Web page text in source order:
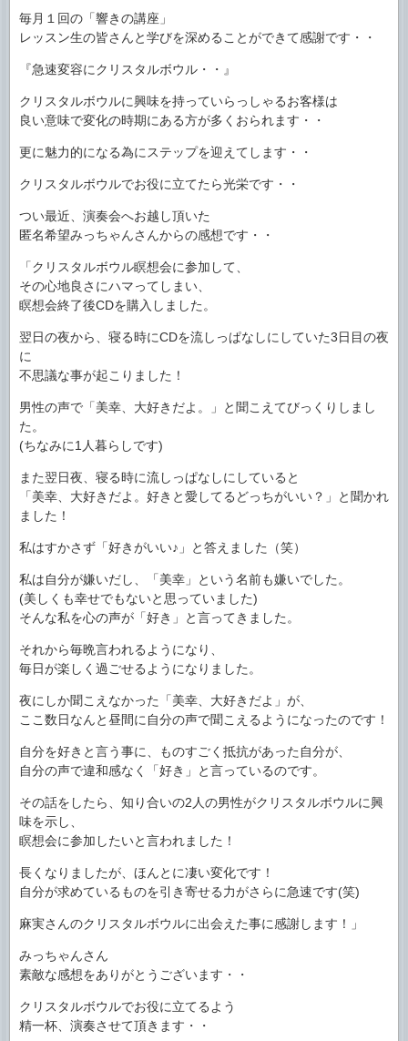
毎月１回の「響きの講座」
レッスン生の皆さんと学びを深めることができて感謝です・・
『急速変容にクリスタルボウル・・』
クリスタルボウルに興味を持っていらっしゃるお客様は
良い意味で変化の時期にある方が多くおられます・・
更に魅力的になる為にステップを迎えてします・・
クリスタルボウルでお役に立てたら光栄です・・
つい最近、演奏会へお越し頂いた
匿名希望みっちゃんさんからの感想です・・
「クリスタルボウル瞑想会に参加して、
その心地良さにハマってしまい、
瞑想会終了後CDを購入しました。
翌日の夜から、寝る時にCDを流しっぱなしにしていた3日目の夜
に
不思議な事が起こりました！
男性の声で「美幸、大好きだよ。」と聞こえてびっくりしまし
た。
(ちなみに1人暮らしです)
また翌日夜、寝る時に流しっぱなしにしていると
「美幸、大好きだよ。好きと愛してるどっちがいい？」と聞かれ
ました！
私はすかさず「好きがいい♪」と答えました（笑）
私は自分が嫌いだし、「美幸」という名前も嫌いでした。
(美しくも幸せでもないと思っていました)
そんな私を心の声が「好き」と言ってきました。
それから毎晩言われるようになり、
毎日が楽しく過ごせるようになりました。
夜にしか聞こえなかった「美幸、大好きだよ」が、
ここ数日なんと昼間に自分の声で聞こえるようになったのです！
自分を好きと言う事に、ものすごく抵抗があった自分が、
自分の声で違和感なく「好き」と言っているのです。
その話をしたら、知り合いの2人の男性がクリスタルボウルに興
味を示し、
瞑想会に参加したいと言われました！
長くなりましたが、ほんとに凄い変化です！
自分が求めているものを引き寄せる力がさらに急速です(笑)
麻実さんのクリスタルボウルに出会えた事に感謝します！」
みっちゃんさん
素敵な感想をありがとうございます・・
クリスタルボウルでお役に立てるよう
精一杯、演奏させて頂きます・・